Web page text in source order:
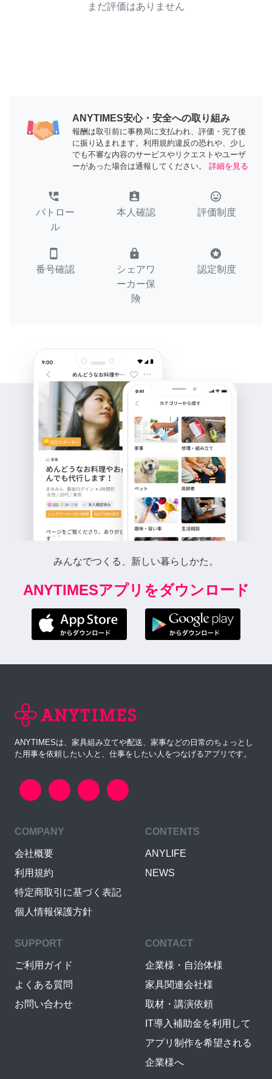
まだ評価はありません
ANYTIMES安心・安全への取り組み
報酬は取引前に事務局に支払われ、評価・完了後
に振り込まれます。利用規約違反の恐れや、少し
でも不審な内容のサービスやリクエストやユーザ
ーがあった場合は通報してください。
詳細を見る
perm_phone_msg
パトロー
ル
assignment_ind
本人確認
tag_faces
評価制度
smartphone
番号確認
lock
シェアワ
ーカー保
険
stars
認定制度
みんなでつくる、新しい暮らしかた。
ANYTIMESアプリをダウンロード
ANYTIMESは、家具組み立てや配送、家事などの日常のちょっとし
た用事を依頼したい人と、仕事をしたい人をつなげるアプリです。
COMPANY
会社概要
利用規約
特定商取引に基づく表記
個人情報保護方針
CONTENTS
ANYLIFE
NEWS
SUPPORT
ご利用ガイド
よくある質問
お問い合わせ
CONTACT
企業様・自治体様
家具関連会社様
取材・講演依頼
IT導入補助金を利用して
アプリ制作を希望される
企業様へ